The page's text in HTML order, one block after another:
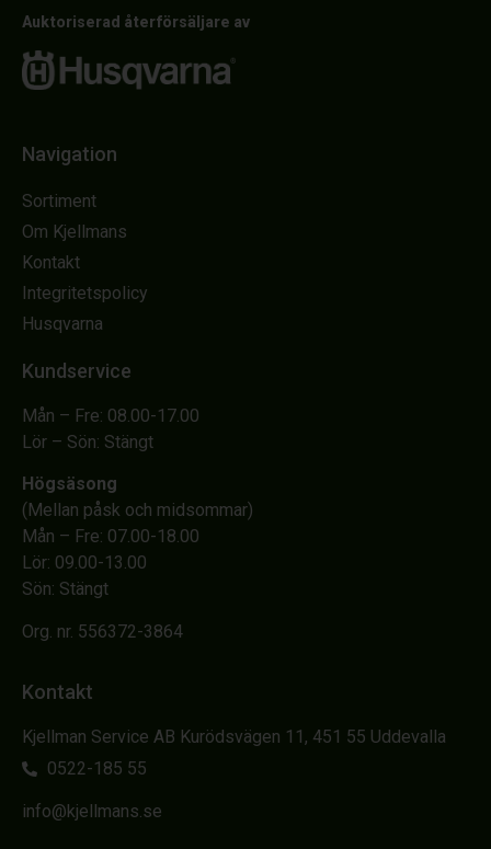
Auktoriserad återförsäljare av
Navigation
Sortiment
Om Kjellmans
Kontakt
Integritetspolicy
Husqvarna
Kundservice
Mån – Fre: 08.00-17.00
Lör – Sön: Stängt
Högsäsong
(Mellan påsk och midsommar)
Mån – Fre: 07.00-18.00
Lör: 09.00-13.00
Sön: Stängt
Org. nr. 556372-3864
Kontakt
Kjellman Service AB Kurödsvägen 11, 451 55 Uddevalla
0522-185 55
info@kjellmans.se